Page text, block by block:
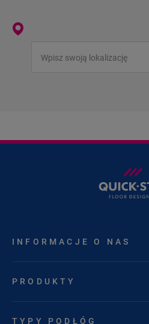
INFORMACJE O NAS
PRODUKTY
TYPY PODŁÓG